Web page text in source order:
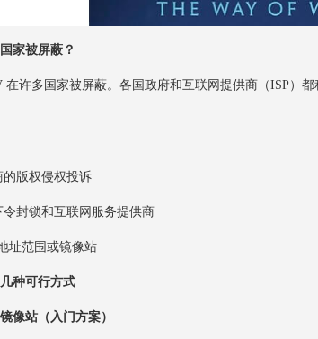
家被屏蔽 ？
多国家被屏蔽。各国政府和互联网提供商（ISP）都
版权侵权投诉
封锁和互联网服务提供商
范围或镜像站
种可行方式
像站（入门方案）